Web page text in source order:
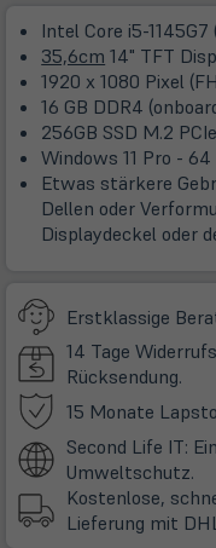
Intel Core i5-
35,6cm 14" TFT
1920 x 1080 Pixel
16 GB DDR4
256GB SSD M.2
Windows 11 Pro -
Etwas stärkere
Dellen oder
Displaydeckel oder
Erstklassige
14 Tage
Rücksendung.
15 Monate
Second Life IT:
Umweltschutz.
Kostenlose,
Lieferung mit